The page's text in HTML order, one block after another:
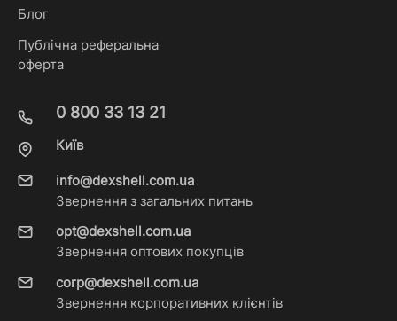
Блог
Публічна реферальна
оферта
0 800 33 13 21
Київ
info@dexshell.com.ua
Звернення з загальних питань
opt@dexshell.com.ua
Звернення оптових покупців
corp@dexshell.com.ua
Звернення корпоративних клієнтів